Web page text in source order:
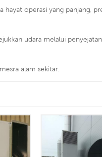
operasi yang panjang,
udara melalui
alam sekitar.